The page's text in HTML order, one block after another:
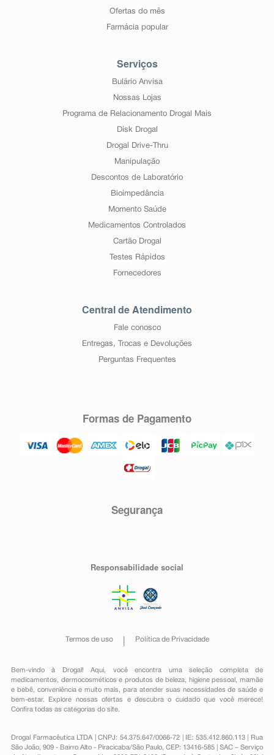
Ofertas do mês
Farmácia popular
Serviços
Bulário Anvisa
Nossas Lojas
Programa de Relacionamento Drogal Mais
Disk Drogal
Drogal Drive-Thru
Manipulação
Descontos de Laboratório
Bioimpedância
Momento Saúde
Medicamentos Controlados
Cartão Drogal
Testes Rápidos
Fornecedores
Central de Atendimento
Fale conosco
Entregas, Trocas e Devoluções
Perguntas Frequentes
Formas de Pagamento
Segurança
Responsabilidade social
Termos de uso Política de Privacidade
Bem-vindo à Drogal! Aqui, você encontra uma seleção completa de
medicamentos , dermocosméticos e produtos de beleza, higiene pessoal ,mamãe
e bebê, conveniênciae muito mais, para atender suas necessidades de saúde e
bem-estar. Explore nossas ofertas e descubra o cuidado que você merece!
Confira todas as categorias do site.
Drogal Farmacêutica LTDA | CNPJ: 54.375.647/0066-72 | IE: 535.412.860.113 | Rua
São João, 909 - Bairro Alto - Piracicaba/São Paulo, CEP: 13416-585 | SAC – Serviço